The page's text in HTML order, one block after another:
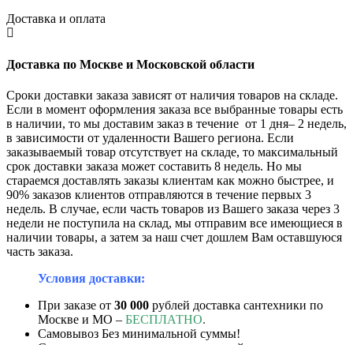
Доставка и оплата
Доставка по Москве и Московской области
Сроки доставки заказа зависят от наличия товаров на складе.
Если в момент оформления заказа все выбранные товары есть
в наличии, то мы доставим заказ в течение от 1 дня– 2 недель,
в зависимости от удаленности Вашего региона. Если
заказываемый товар отсутствует на складе, то максимальный
срок доставки заказа может составить 8 недель. Но мы
стараемся доставлять заказы клиентам как можно быстрее, и
90% заказов клиентов отправляются в течение первых 3
недель. В случае, если часть товаров из Вашего заказа через 3
недели не поступила на склад, мы отправим все имеющиеся в
наличии товары, а затем за наш счет дошлем Вам оставшуюся
часть заказа.
Условия доставки:
При заказе от 30 000 рублей доставка сантехники по
Москве и МО – БЕСПЛАТНО.
Самовывоз Без минимальной суммы!